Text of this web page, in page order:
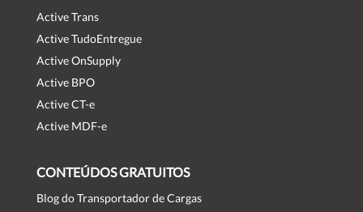
Active Trans
Active TudoEntregue
Active OnSupply
Active BPO
Active CT-e
Active MDF-e
CONTEÚDOS GRATUITOS
Blog do Transportador de Cargas